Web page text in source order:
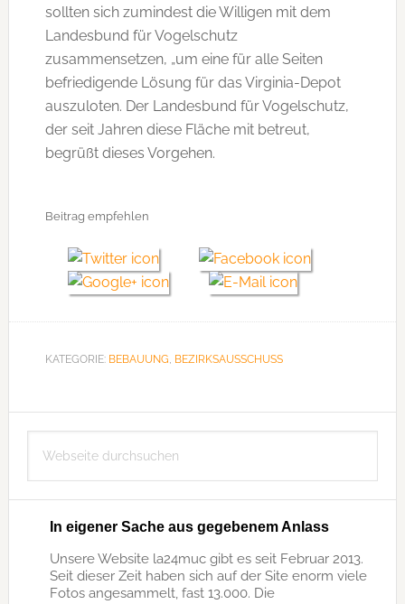
sollten sich zumindest die Willigen mit dem
Landesbund für Vogelschutz
zusammensetzen, „um eine für alle Seiten
befriedigende Lösung für das Virginia-Depot
auszuloten. Der Landesbund für Vogelschutz,
der seit Jahren diese Fläche mit betreut,
begrüßt dieses Vorgehen.
Beitrag empfehlen
KATEGORIE: BEBAUUNG, BEZIRKSAUSSCHUSS
Seitenspalte
durchsuchen
In eigener Sache aus gegebenem Anlass
Unsere Website la24muc gibt es seit Februar 2013.
Seit dieser Zeit haben sich auf der Site enorm viele
Fotos angesammelt, fast 13.000. Die